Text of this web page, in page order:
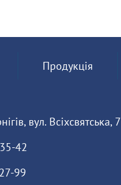
Продукція
вул. Всіхсвятська, 7
42
99